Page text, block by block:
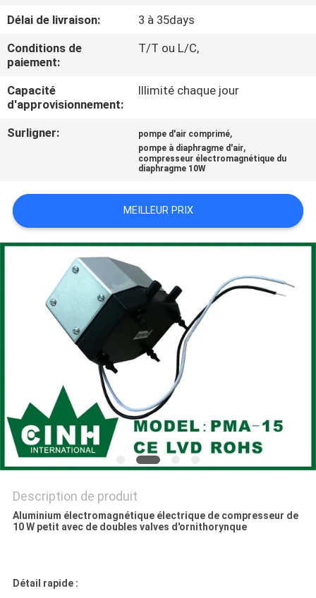
NOUS
NOUVELLES
PLAN
DU
PRIVACY
POLICY
Délai de livraison:
3 à 35days
Conditions de
paiement:
T/T ou L/C,
Capacité
d'approvisionnement:
Illimité chaque jour
Surligner: pompe d'air comprimé,
pompe à diaphragme d'air,
compresseur électromagnétique du
diaphragme 10W
MEILLEUR PRIX
Description de produit
Aluminium électromagnétique électrique de compresseur de
10 W petit avec de doubles valves d'ornithorynque
Détail rapide :